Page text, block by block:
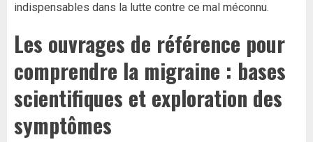
indispensables dans la lutte contre ce mal méconnu.
Les ouvrages de référence pour
comprendre la migraine : bases
scientifiques et exploration des
symptômes